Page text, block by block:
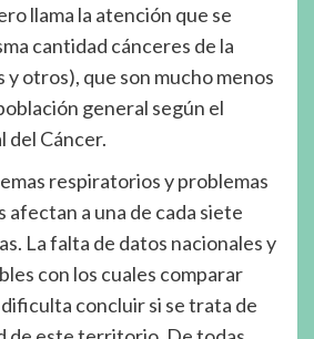
llama la atención que se
cantidad cánceres de la
y otros), que son mucho menos
general según el
del Cáncer.
respiratorios y problemas
afectan a una de cada siete
La falta de datos nacionales y
con los cuales comparar
concluir si se trata de